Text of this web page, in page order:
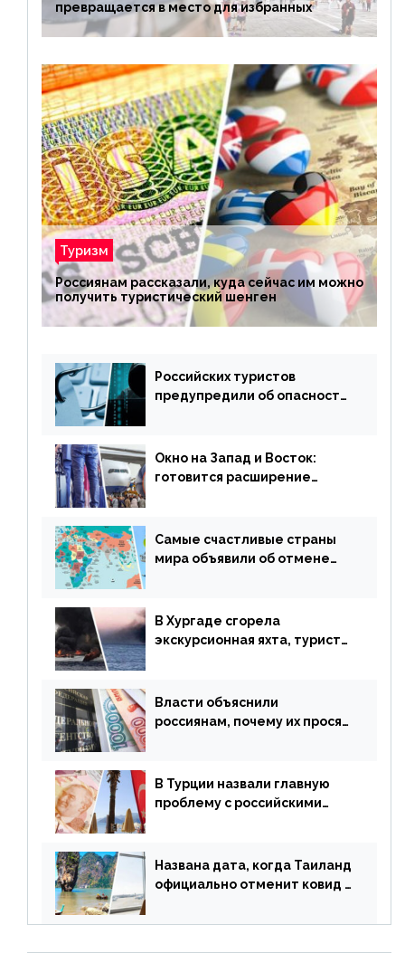
превращается в место для избранных
Туризм
Россиянам рассказали, куда сейчас им можно
получить туристический шенген
Российских туристов
предупредили об опасности
Окно на Запад и Восток:
готовится расширение
Самые счастливые страны
мира объявили об отмене
В Хургаде сгорела
экскурсионная яхта, туристы
Власти объяснили
россиянам, почему их просят
В Турции назвали главную
проблему с российскими
Названа дата, когда Таиланд
официально отменит ковид и